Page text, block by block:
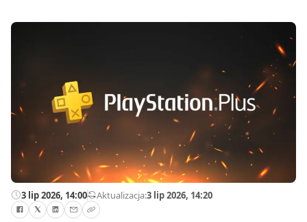
3 lip 2026, 14:00—Aktualizacja:3 lip 2026, 14:20